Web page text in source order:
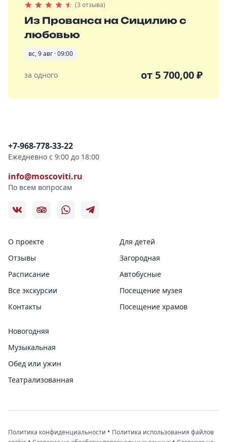
(3 отзыва)
Из Прованса на Сицилию с
любовью
вс, 9 авг · 09:00
за одного от 5 700,00₽
Контактная информация
+7-968-778-33-22
Ежедневно с 9:00 до 18:00
info@moscoviti.ru
По всем вопросам
О проекте
Отзывы
Расписание
Все экскурсии
Контакты
Для детей
Загородная
Автобусные
Посещение музея
Посещение храмов
Новогодняя
Музыкальная
Обед или ужин
Театрализованная
Политика конфиденциальности • Политика использования файлов